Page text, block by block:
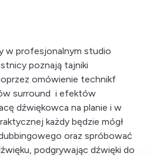
w profesjonalnym studio
poznają tajniki
omówienie technikf
surround i efektów
dźwiękowca na planie i w
każdy będzie mógł
oraz spróbować
podgrywając dźwięki do